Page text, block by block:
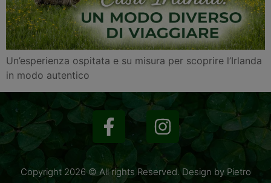
Un’esperienza ospitata e su misura per scoprire l’Irlanda
in modo autentico
Copyright 2026 © All rights Reserved. Design by Pietro